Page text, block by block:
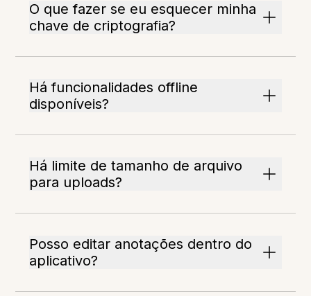
O que fazer se eu esquecer minha
chave de criptografia?
Há funcionalidades offline
disponíveis?
Há limite de tamanho de arquivo
para uploads?
Posso editar anotações dentro do
aplicativo?